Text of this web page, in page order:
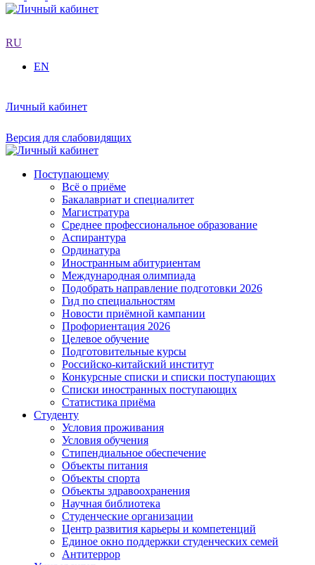
RU
EN
Личный кабинет
Версия для слабовидящих
Поступающему
Всё о приёме
Бакалавриат и специалитет
Магистратура
Среднее профессиональное образование
Аспирантура
Ординатура
Иностранным абитуриентам
Международная олимпиада
Подобрать направление подготовки 2026
Гид по специальностям
Новости приёмной кампании
Профориентация 2026
Целевое обучение
Подготовительные курсы
Российско-китайский институт
Конкурсные списки и списки поступающих
Списки иностранных поступающих
Статистика приёма
Студенту
Условия проживания
Условия обучения
Стипендиальное обеспечение
Объекты питания
Объекты спорта
Объекты здравоохранения
Научная библиотека
Студенческие организации
Центр развития карьеры и компетенций
Единое окно поддержки студенческих семей
Антитеррор